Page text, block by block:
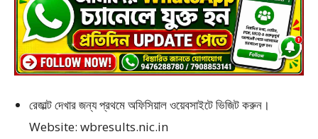
রেজাল্ট দেখার জন্য প্রথমে অফিসিয়াল ওয়েবসাইটে ভিজিট করুন।
Website: wbresults.nic.in